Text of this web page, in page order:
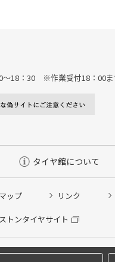
～18：30 ※作業受付18：00ま
タイヤ館について
ップ リンク
トンタイヤサイト
履き替え/オイル交換/その他ピ
履き替え※タイヤ履き替えを
予約 ※クローク契約会員の方